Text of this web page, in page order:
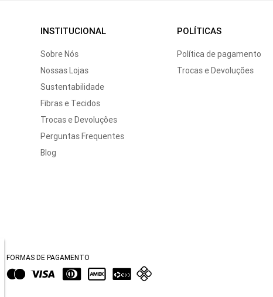
INSTITUCIONAL
Sobre Nós
Nossas Lojas
Sustentabilidade
Fibras e Tecidos
Trocas e Devoluções
Perguntas Frequentes
Blog
POLÍTICAS
Política de pagamento
Trocas e Devoluções
FORMAS DE PAGAMENTO